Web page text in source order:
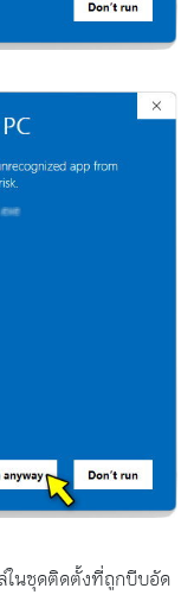
นชุดติดตั้งที่ถูกบีบอัด